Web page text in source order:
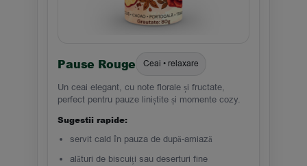
Pause Rouge Ceai • relaxare
Un ceai elegant, cu note florale și fructate,
perfect pentru pauze liniștite și momente cozy.
Sugestii rapide:
servit cald în pauza de după-amiază
alături de biscuiți sau deserturi fine